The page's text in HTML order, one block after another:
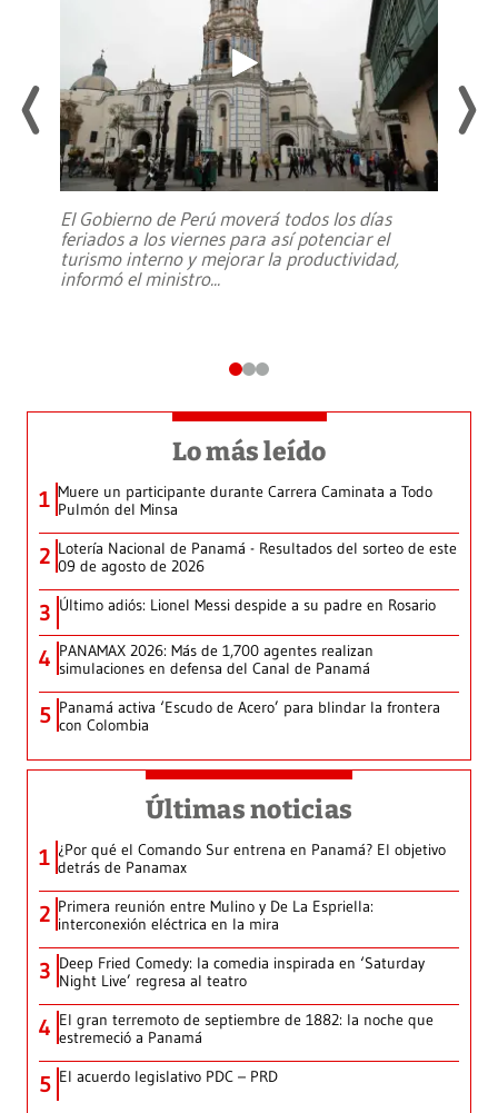
El Gobierno de Perú moverá todos los días
feriados a los viernes para así potenciar el
turismo interno y mejorar la productividad,
informó el ministro...
Lo más leído
1 Muere un participante durante Carrera Caminata a Todo
Pulmón del Minsa
2 Lotería Nacional de Panamá - Resultados del sorteo de este
09 de agosto de 2026
3 Último adiós: Lionel Messi despide a su padre en Rosario
4 PANAMAX 2026: Más de 1,700 agentes realizan
simulaciones en defensa del Canal de Panamá
5 Panamá activa ‘Escudo de Acero’ para blindar la frontera
con Colombia
Últimas noticias
1 ¿Por qué el Comando Sur entrena en Panamá? El objetivo
detrás de Panamax
2 Primera reunión entre Mulino y De La Espriella:
interconexión eléctrica en la mira
3 Deep Fried Comedy: la comedia inspirada en ‘Saturday
Night Live’ regresa al teatro
4 El gran terremoto de septiembre de 1882: la noche que
estremeció a Panamá
5 El acuerdo legislativo PDC – PRD